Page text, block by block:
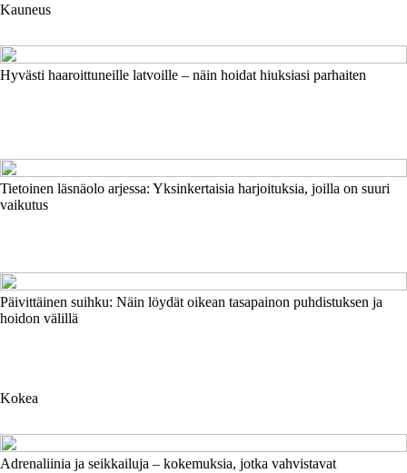
Kauneus
Hyvästi haaroittuneille latvoille – näin hoidat hiuksiasi parhaiten
Tietoinen läsnäolo arjessa: Yksinkertaisia harjoituksia, joilla on suuri
vaikutus
Päivittäinen suihku: Näin löydät oikean tasapainon puhdistuksen ja
hoidon välillä
Kokea
Adrenaliinia ja seikkailuja – kokemuksia, jotka vahvistavat